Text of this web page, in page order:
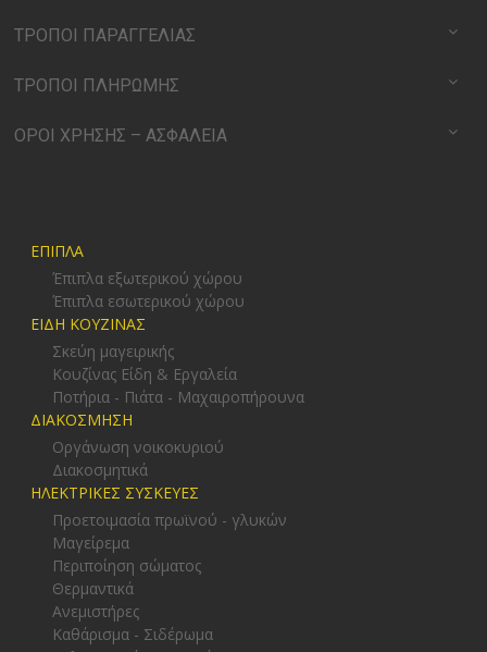
ΤΡΟΠΟΙ ΠΑΡΑΓΓΕΛΙΑΣ
ΤΡΟΠΟΙ ΠΛΗΡΩΜΗΣ
ΟΡΟΙ ΧΡΗΣΗΣ – ΑΣΦΑΛΕΙΑ
ΕΠΙΠΛΑ
Έπιπλα εξωτερικού χώρου
Έπιπλα εσωτερικού χώρου
ΕΙΔΗ ΚΟΥΖΙΝΑΣ
Σκεύη μαγειρικής
Κουζίνας Είδη & Εργαλεία
Ποτήρια - Πιάτα - Μαχαιροπήρουνα
ΔΙΑΚΟΣΜΗΣΗ
Οργάνωση νοικοκυριού
Διακοσμητικά
ΗΛΕΚΤΡΙΚΕΣ ΣΥΣΚΕΥΕΣ
Προετοιμασία πρωϊνού - γλυκών
Μαγείρεμα
Περιποίηση σώματος
Θερμαντικά
Ανεμιστήρες
Καθάρισμα - Σιδέρωμα